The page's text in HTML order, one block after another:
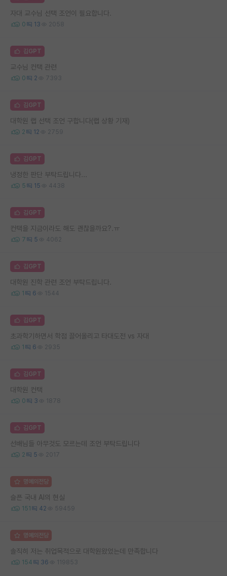
자대 교수님 선택 조언이 필요합니다.
0 13 2058
김GPT
교수님 컨택 관련
0 2 7393
김GPT
대학원 랩 선택 조언 구합니다(랩 상황 기재)
2 12 2759
김GPT
냉정한 판단 부탁드립니다...
5 15 4438
김GPT
컨택을 지금이라도 해도 괜찮을까요?.ㅠ
7 5 4062
김GPT
대학원 진학 관련 조언 부탁드립니다.
1 6 1544
김GPT
초과학기하면서 학점 끌어올리고 타대도전 vs 자대
1 6 2935
김GPT
대학원 컨택
0 3 1878
김GPT
선배님들 아무것도 모르는데 조언 부탁드립니다
2 5 2017
명예의전당
슬픈 국내 AI의 현실
151 42 59459
명예의전당
솔직히 저는 취업목적으로 대학원왔었는데 만족합니다
154 36 119853